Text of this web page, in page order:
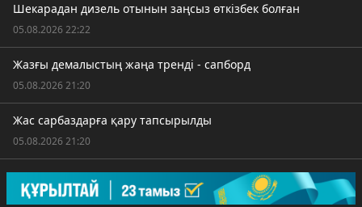
Шекарадан дизель отынын заңсыз өткізбек болған
05.08.2026 22:22
Жазғы демалыстың жаңа тренді - сапборд
05.08.2026 21:20
Жас сарбаздарға қару тапсырылды
05.08.2026 21:20